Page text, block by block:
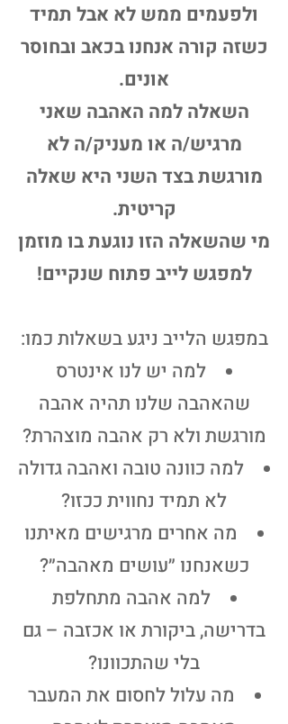
ולפעמים ממש לא אבל תמיד
כשזה קורה אנחנו בכאב ובחוסר
אונים.
השאלה למה האהבה שאני
מרגיש/ה או מעניק/ה לא
מורגשת בצד השני היא שאלה
קריטית.
מי שהשאלה הזו נוגעת בו מוזמן
למפגש לייב פתוח שנקיים!
במפגש הלייב ניגע בשאלות כמו:
למה יש לנו אינטרס
שהאהבה שלנו תהיה אהבה
מורגשת ולא רק אהבה מוצהרת?
למה כוונה טובה ואהבה גדולה
לא תמיד נחווית ככזו?
מה אחרים מרגישים מאיתנו
כשאנחנו ״עושים מאהבה״?
למה אהבה מתחלפת
בדרישה, ביקורת או אכזבה – גם
בלי שהתכוונו?
מה עלול לחסום את המעבר